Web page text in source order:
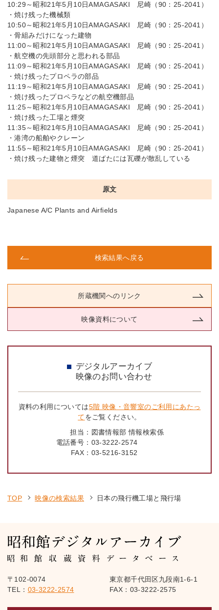
10:29～昭和21年5月10日AMAGASAKI 尼崎（90：25-2041）
・焼け残った機械類
10:50～昭和21年5月10日AMAGASAKI 尼崎（90：25-2041）
・骨組みだけになった建物
11:00～昭和21年5月10日AMAGASAKI 尼崎（90：25-2041）
・航空機の先頭部分と思われる部品
11:09～昭和21年5月10日AMAGASAKI 尼崎（90：25-2041）
・焼け残ったプロペラの部品
11:19～昭和21年5月10日AMAGASAKI 尼崎（90：25-2041）
・焼け残ったプロペラなどの航空機部品
11:25～昭和21年5月10日AMAGASAKI 尼崎（90：25-2041）
・焼け残った工場と煙突
11:35～昭和21年5月10日AMAGASAKI 尼崎（90：25-2041）
・港湾の船舶やクレーン
11:55～昭和21年5月10日AMAGASAKI 尼崎（90：25-2041）
・焼け残った建物と煙突 道ばたには瓦礫が散乱している
原文
Japanese A/C Plants and Airfields
検索結果へ戻る
所蔵機関へのリンク
映像資料について
デジタルアーカイブ
映像のお問い合わせ
資料の利用については5階 映像・音響室のご利用にあたっ
てをご覧ください。
担当： 図書情報部 情報検索係
電話番号： 03-3222-2574
FAX： 03-5216-3152
TOP 映像の検索結果 日本の飛行機工場と飛行場
〒102-0074
東京都千代田区九段南1-6-1
TEL： 03-3222-2574 FAX：03-3222-2575